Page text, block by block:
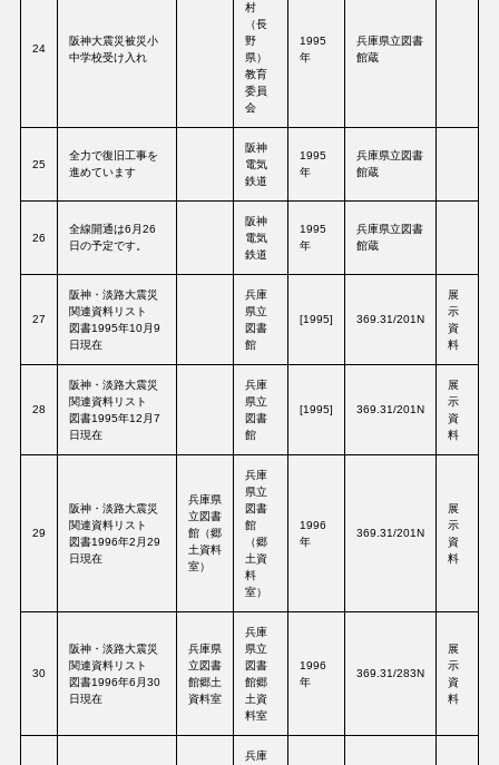
24
阪神大震災被災小
中学校受け入れ
村
（長
野
県）
教育
委員
会
1995
年
兵庫県立図書
館蔵
25
全力で復旧工事を
進めています
阪神
電気
鉄道
1995
年
兵庫県立図書
館蔵
26
全線開通は6月26
日の予定です。
阪神
電気
鉄道
1995
年
兵庫県立図書
館蔵
27
阪神・淡路大震災
関連資料リスト
図書1995年10月9
日現在
兵庫
県立
図書
館
[1995] 369.31/201N
展
示
資
料
28
阪神・淡路大震災
関連資料リスト
図書1995年12月7
日現在
兵庫
県立
図書
館
[1995] 369.31/201N
展
示
資
料
29
阪神・淡路大震災
関連資料リスト
図書1996年2月29
日現在
兵庫県
立図書
館（郷
土資料
室）
兵庫
県立
図書
館
（郷
土資
料
室）
1996
年
369.31/201N
展
示
資
料
30
阪神・淡路大震災
関連資料リスト
図書1996年6月30
日現在
兵庫県
立図書
館郷土
資料室
兵庫
県立
図書
館郷
土資
料室
1996
年
369.31/283N
展
示
資
料
兵庫